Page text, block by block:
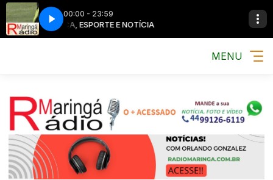
00:00 - 23:59
MÚSICA, ESPORTE E NOTÍCIA MÚSICA,
MENU